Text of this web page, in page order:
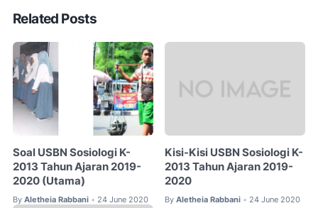
Related Posts
Soal USBN Sosiologi K-
2013 Tahun Ajaran 2019-
2020 (Utama)
By Aletheia Rabbani • 24 June 2020
Kisi-Kisi USBN Sosiologi K-
2013 Tahun Ajaran 2019-
2020
By Aletheia Rabbani • 24 June 2020